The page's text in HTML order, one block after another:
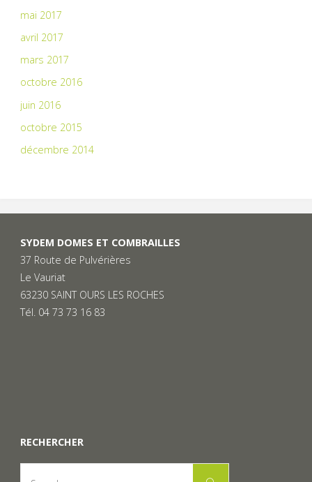
mai 2017
avril 2017
mars 2017
octobre 2016
juin 2016
octobre 2015
décembre 2014
SYDEM DOMES ET COMBRAILLES
37 Route de Pulvérières
Le Vauriat
63230 SAINT OURS LES ROCHES
Tél. 04 73 73 16 83
RECHERCHER